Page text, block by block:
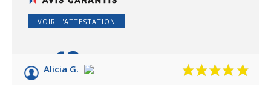
VOIR L'ATTESTATION
10 /10
Alicia G.